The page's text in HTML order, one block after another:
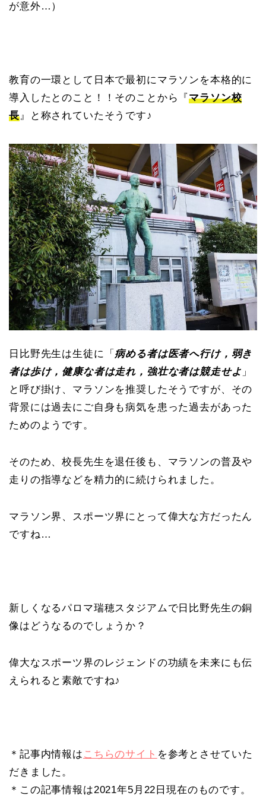
が意外…）
教育の一環として日本で最初にマラソンを本格的に
導入したとのこと！！そのことから『マラソン校
長』と称されていたそうです♪
日比野先生は生徒に「 病める者は医者へ行け，弱き
者は歩け，健康な者は走れ，強壮な者は競走せよ 」
と呼び掛け、マラソンを推奨したそうですが、その
背景には過去にご自身も病気を患った過去があった
ためのようです。
そのため、校長先生を退任後も、マラソンの普及や
走りの指導などを精力的に続けられました。
マラソン界、スポーツ界にとって偉大な方だったん
ですね…
新しくなるパロマ瑞穂スタジアムで日比野先生の銅
像はどうなるのでしょうか？
偉大なスポーツ界のレジェンドの功績を未来にも伝
えられると素敵ですね♪
＊記事内情報は こちらのサイト を参考とさせていた
だきました。
＊この記事情報は2021年5月22日現在のものです。